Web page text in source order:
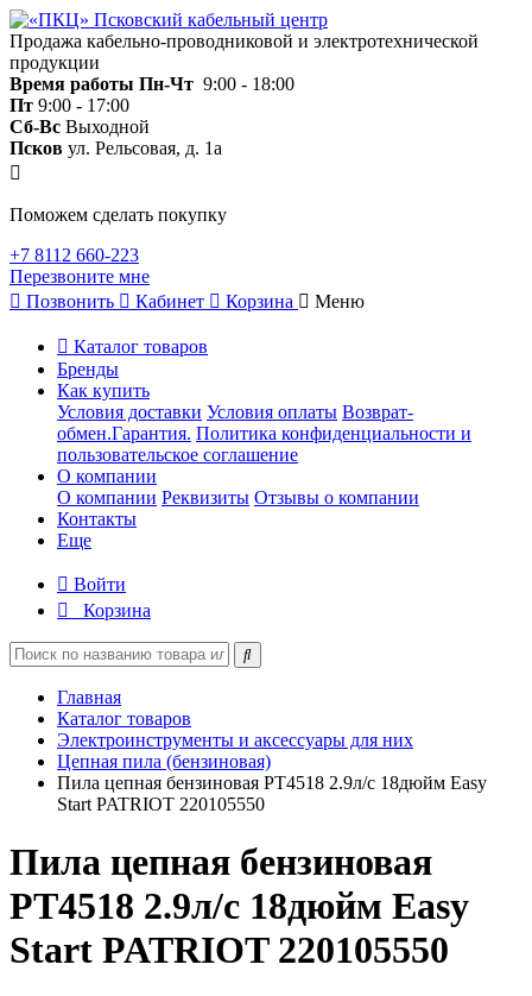
Продажа кабельно-проводниковой и электротехнической
продукции
Время работы Пн-Чт 9:00 - 18:00
Пт 9:00 - 17:00
Сб-Вс Выходной
Псков ул. Рельсовая, д. 1а
Поможем сделать покупку
+7 8112 660-223
Перезвоните мне
Позвонить
Кабинет Корзина Меню
Каталог товаров
Бренды
Как купить
Условия доставки Условия оплаты Возврат-
обмен.Гарантия. Политика конфиденциальности и
пользовательское соглашение
О компании
О компании Реквизиты Отзывы о компании
Контакты
Еще
Войти
Корзина
Главная
Каталог товаров
Электроинструменты и аксессуары для них
Цепная пила (бензиновая)
Пила цепная бензиновая PT4518 2.9л/с 18дюйм Easy
Start PATRIOT 220105550
Пила цепная бензиновая
PT4518 2.9л/с 18дюйм Easy
Start PATRIOT 220105550